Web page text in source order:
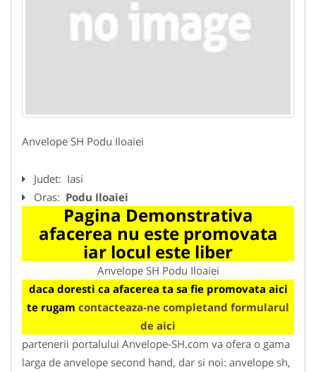
Anvelope SH Podu Iloaiei
Judet: Iasi
Oras: Podu Iloaiei
Pagina Demonstrativa
afacerea nu este promovata
iar locul este liber
Anvelope SH Podu Iloaiei
daca doresti ca afacerea ta sa fie promovata aici
te rugam contacteaza-ne completand formularul
de aici
partenerii portalului Anvelope-SH.com va ofera o gama
larga de anvelope second hand, dar si noi: anvelope sh,